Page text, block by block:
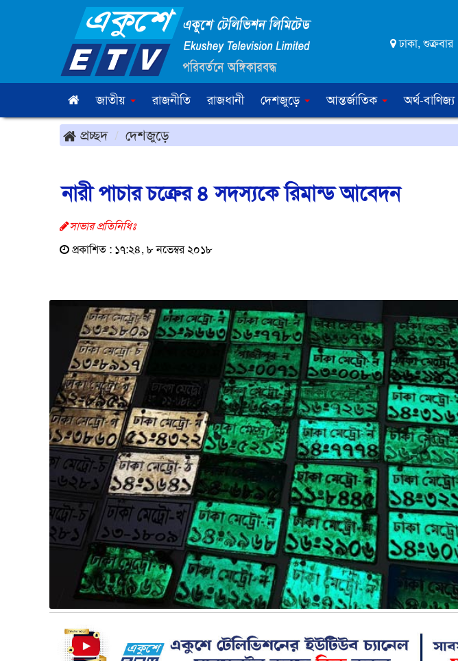
ঢাকা,
জাতীয় রাজনীতি রাজধানী দেশজুড়ে আন্তর্জাতিক অর্থ-বাণিজ্য
প্রচ্ছদ দেশজুড়ে
নারী পাচার চক্রের ৪ সদস্যকে রিমান্ড আবেদন
সাভার প্রতিনিধিঃ
প্রকাশিত : ১৭:২৪, ৮ নভেম্বর ২০১৮